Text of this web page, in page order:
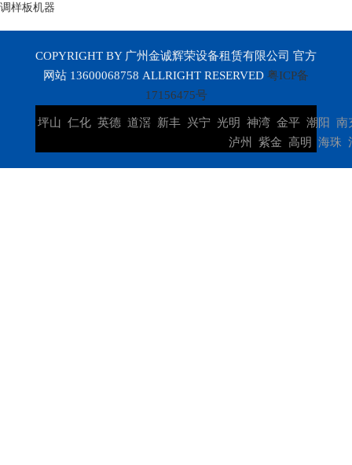
调样板机器
COPYRIGHT BY 广州金诚辉荣设备租赁有限公司 官方
网站 13600068758 ALLRIGHT RESERVED 粤ICP备
17156475号
坪山 仁化 英德 道滘 新丰 兴宁 光明 神湾 金平 潮阳
南
泸州
紫金 高明 海珠